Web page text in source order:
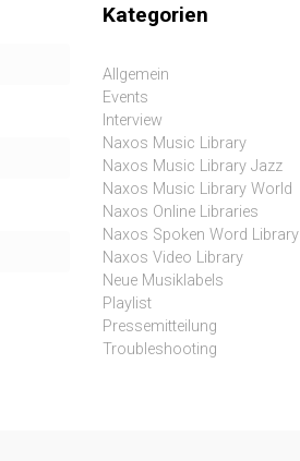
Kategorien
Allgemein
Events
Interview
Naxos Music Library
Naxos Music Library Jazz
Naxos Music Library World
Naxos Online Libraries
Naxos Spoken Word Library
Naxos Video Library
Neue Musiklabels
Playlist
Pressemitteilung
Troubleshooting